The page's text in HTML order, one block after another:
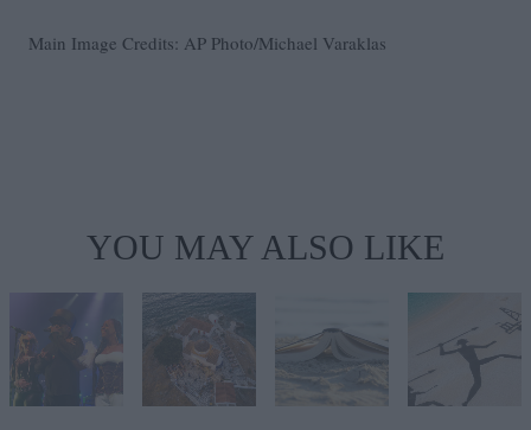
Main Image Credits: AP Photo/Michael Varaklas
YOU MAY ALSO LIKE